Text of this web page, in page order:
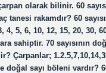
olarak bilinir. 60
tanesi rakamdır? 60
4, 5, 6, 10, 12, 15, 20, 30,
sahiptir. 70 sayısının
Çarpanlar;
doğal sayı böleni vardır?